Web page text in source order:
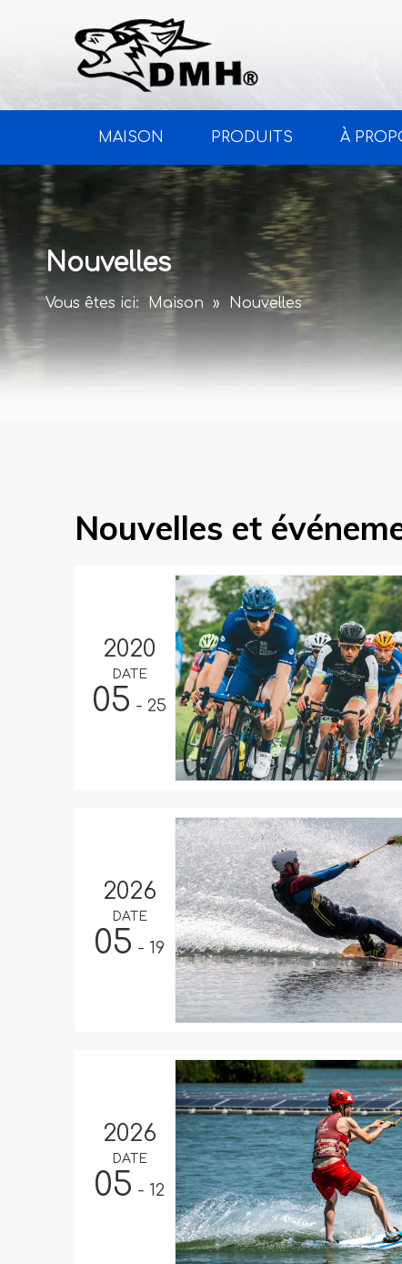
MAISON PRODUITS À
Nouvelles
Vous êtes ici: Maison » Nouvelles
Nouvelles et
2020
DATE
05 - 25
2026
DATE
05 - 19
2026
DATE
05 - 12